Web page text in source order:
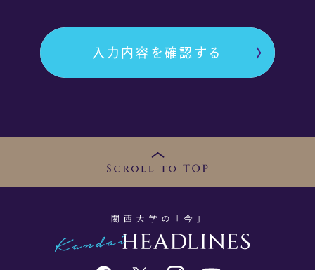
入力内容を確認する